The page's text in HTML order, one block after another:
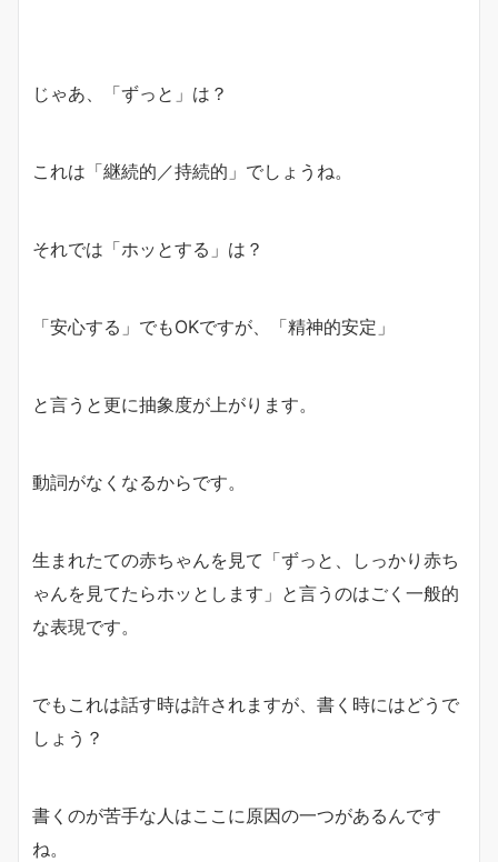
じゃあ、「ずっと」は？
これは「継続的／持続的」でしょうね。
それでは「ホッとする」は？
「安心する」でもOKですが、「精神的安定」
と言うと更に抽象度が上がります。
動詞がなくなるからです。
生まれたての赤ちゃんを見て「ずっと、しっかり赤ち
ゃんを見てたらホッとします」と言うのはごく一般的
な表現です。
でもこれは話す時は許されますが、書く時にはどうで
しょう？
書くのが苦手な人はここに原因の一つがあるんです
ね。